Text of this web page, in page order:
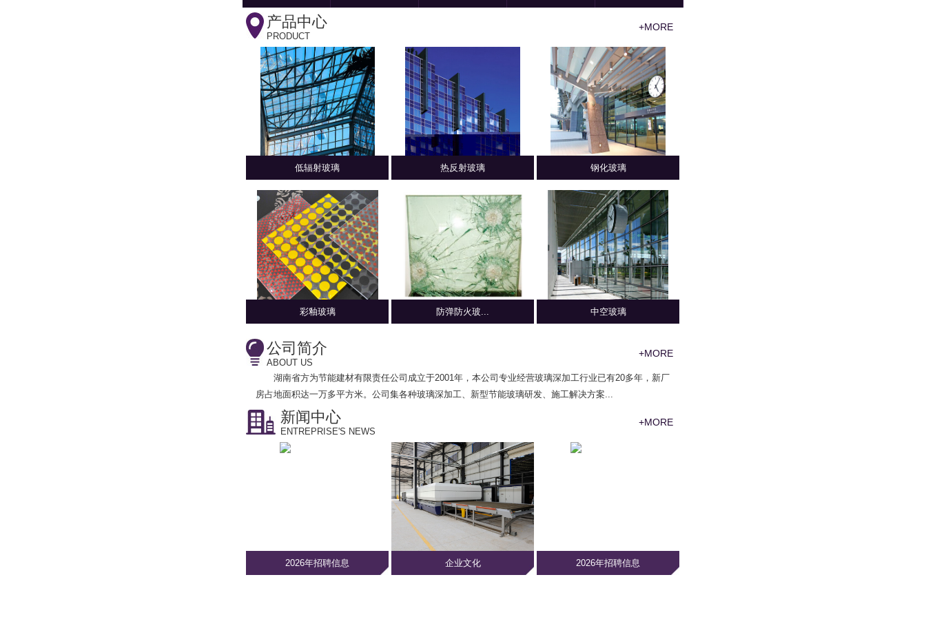
产品中心
PRODUCT
+MORE
低辐射玻璃 热反射玻璃 钢化玻璃
彩釉玻璃 防弹防火玻... 中空玻璃
公司简介
ABOUT US
+MORE
湖南省方为节能建材有限责任公司 成立于2001年，本公司专业经营玻璃深加工行业已有20多年，新厂
房占地面积达一万多平方米。公司集各种玻璃深加工、新型节能玻璃研发、施工解决方案...
新闻中心
ENTREPRISE'S NEWS
+MORE
2026年招聘信息 企业文化 2026年招聘信息